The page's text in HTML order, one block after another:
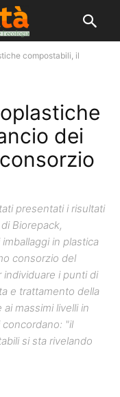
compostabili, il
dei
presentati i risultati
Biorepack,
in plastica
consorzio del
individuare i punti di
e trattamento della
massimi livelli in
concordano: "il
si sta rivelando